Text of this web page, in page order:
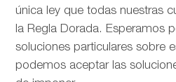
única ley que todas nuestras
la Regla Dorada. Esperamos
soluciones particulares sobre
podemos aceptar las